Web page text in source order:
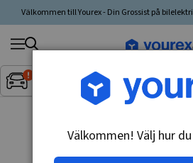
Välkommen till Yourex - Din Grossist på
Inget fordon valt▼
Sök
produkt,
tillverkare,
Välkommen! Välj hur